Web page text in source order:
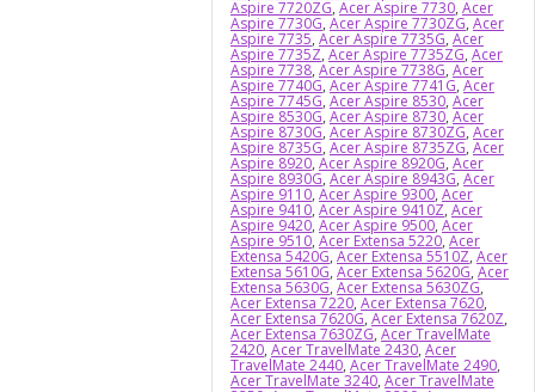
Aspire 7720ZG, Acer Aspire 7730, Acer
Aspire 7730G, Acer Aspire 7730ZG, Acer
Aspire 7735, Acer Aspire 7735G, Acer
Aspire 7735Z, Acer Aspire 7735ZG, Acer
Aspire 7738, Acer Aspire 7738G, Acer
Aspire 7740G, Acer Aspire 7741G, Acer
Aspire 7745G, Acer Aspire 8530, Acer
Aspire 8530G, Acer Aspire 8730, Acer
Aspire 8730G, Acer Aspire 8730ZG, Acer
Aspire 8735G, Acer Aspire 8735ZG, Acer
Aspire 8920, Acer Aspire 8920G, Acer
Aspire 8930G, Acer Aspire 8943G, Acer
Aspire 9110, Acer Aspire 9300, Acer
Aspire 9410, Acer Aspire 9410Z, Acer
Aspire 9420, Acer Aspire 9500, Acer
Aspire 9510, Acer Extensa 5220, Acer
Extensa 5420G, Acer Extensa 5510Z, Acer
Extensa 5610G, Acer Extensa 5620G, Acer
Extensa 5630G, Acer Extensa 5630ZG,
Acer Extensa 7220, Acer Extensa 7620,
Acer Extensa 7620G, Acer Extensa 7620Z,
Acer Extensa 7630ZG, Acer TravelMate
2420, Acer TravelMate 2430, Acer
TravelMate 2440, Acer TravelMate 2490,
Acer TravelMate 3240, Acer TravelMate